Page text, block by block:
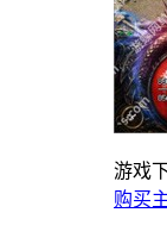
游戏
购买